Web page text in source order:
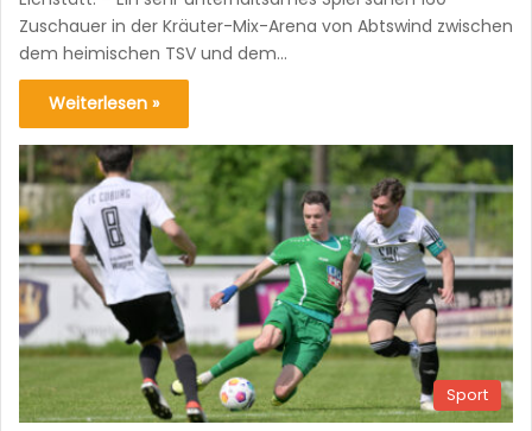
Zuschauer in der Kräuter-Mix-Arena von Abtswind zwischen
dem heimischen TSV und dem…
Weiterlesen »
Sport